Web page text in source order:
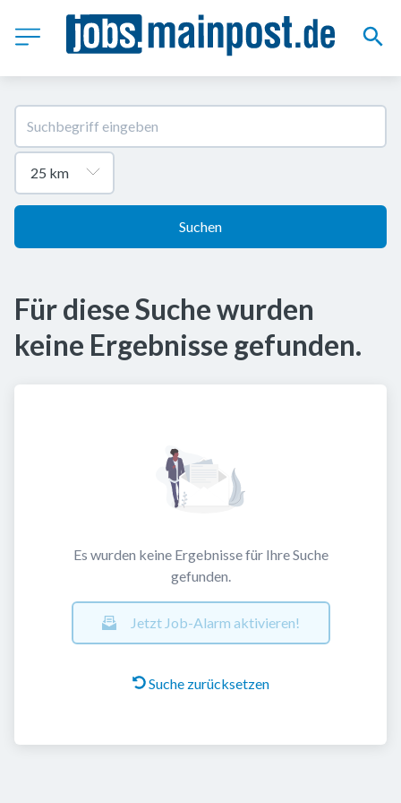
Suchen
Für diese Suche wurden
keine Ergebnisse gefunden.
Es wurden keine Ergebnisse für Ihre Suche
gefunden.
Jetzt Job-Alarm aktivieren!
Suche zurücksetzen